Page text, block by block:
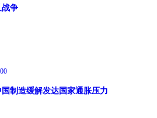
战争
制造缓解发达国家通胀压力